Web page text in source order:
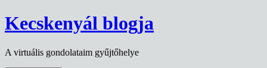
Skip
to
Kecskenyál blogja
A virtuális gondolataim gyűjtőhelye